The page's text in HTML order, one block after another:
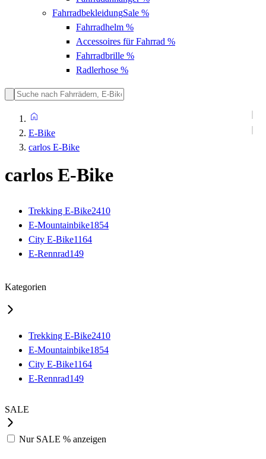
FahrradbekleidungSale %
Fahrradhelm %
Accessoires für Fahrrad %
Fahrradbrille %
Radlerhose %
E-Bike
carlos E-Bike
carlos E-Bike
Trekking E-Bike2410
E-Mountainbike1854
City E-Bike1164
E-Rennrad149
Kategorien
Trekking E-Bike2410
E-Mountainbike1854
City E-Bike1164
E-Rennrad149
SALE
Nur SALE % anzeigen